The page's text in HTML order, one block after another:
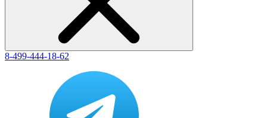
8-499-444-18-62